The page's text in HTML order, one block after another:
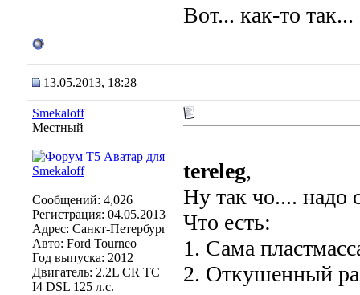
Вот... как-то так...
13.05.2013, 18:28
Smekaloff
Местный
Сообщений: 4,026
Регистрация: 04.05.2013
Адрес: Санкт-Петербург
Авто: Ford Tourneo
Год выпуска: 2012
Двигатель: 2.2L CR TC
I4 DSL 125 л.с.
tereleg,
Ну так чо.... надо
Что есть:
1. Сама
2. Откушенный